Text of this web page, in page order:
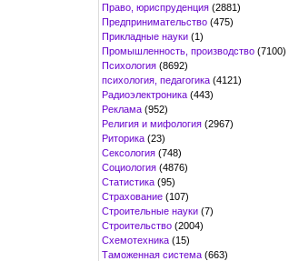
Право, юриспруденция (2881)
Предпринимательство (475)
Прикладные науки (1)
Промышленность, производство (7100)
Психология (8692)
психология, педагогика (4121)
Радиоэлектроника (443)
Реклама (952)
Религия и мифология (2967)
Риторика (23)
Сексология (748)
Социология (4876)
Статистика (95)
Страхование (107)
Строительные науки (7)
Строительство (2004)
Схемотехника (15)
Таможенная система (663)